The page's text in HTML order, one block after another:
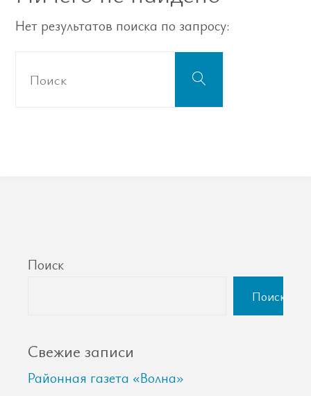
Нет результатов поиска по запросу:
Поиск
Поиск
Поиск
Свежие записи
Районная газета «Волна»